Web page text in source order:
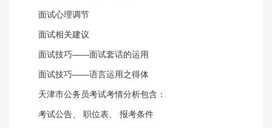
面试心理调节
面试相关建议
面试技巧——面试套话的运用
面试技巧——语言运用之得体
天津市公务员考试考情分析包含：
考试公告、 职位表、 报考条件